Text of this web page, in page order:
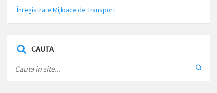
Înregistrare Mijloace de Transport
CAUTA